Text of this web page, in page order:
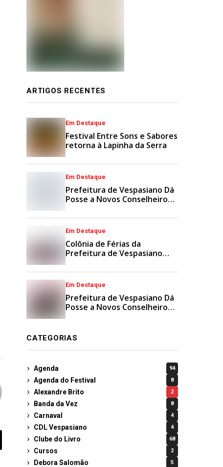
ARTIGOS RECENTES
Em Destaque
Festival Entre Sons e Sabores
retorna à Lapinha da Serra
Em Destaque
Prefeitura de Vespasiano Dá
Posse a Novos Conselheiros
Em Destaque
Colônia de Férias da
Prefeitura de Vespasiano
Esporte e Lazer
Em Destaque
Prefeitura de Vespasiano Dá
Posse a Novos Conselheiros
CATEGORIAS
Agenda 94
Agenda do Festival 8
Alexandre Brito 2
Banda da Vez 8
Carnaval 4
CDL Vespasiano 4
Clube do Livro 68
Cursos 2
Debora Salomão 5